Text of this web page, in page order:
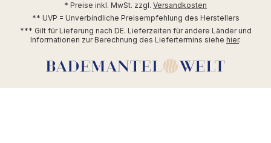
* Preise inkl. MwSt. zzgl. Versandkosten
** UVP = Unverbindliche Preisempfehlung des Herstellers
*** Gilt für Lieferung nach DE. Lieferzeiten für andere Länder und
Informationen zur Berechnung des Liefertermins siehe hier.